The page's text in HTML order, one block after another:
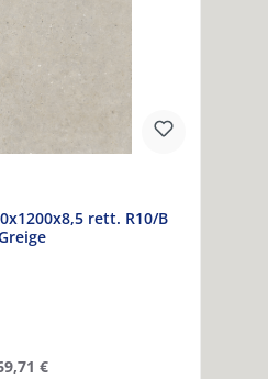
rett. R10/B
Preis:
€